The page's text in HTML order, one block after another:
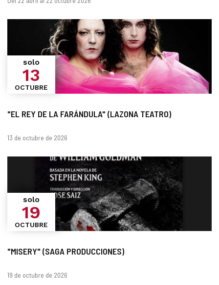
"EL REY DE LA FARÁNDULA" (LAZONA TEATRO)
solo
13
OCTUBRE
Fechas
13 de octubre de 2026
"MISERY" (SAGA PRODUCCIONES)
solo
19
OCTUBRE
Fechas
19 de octubre de 2026